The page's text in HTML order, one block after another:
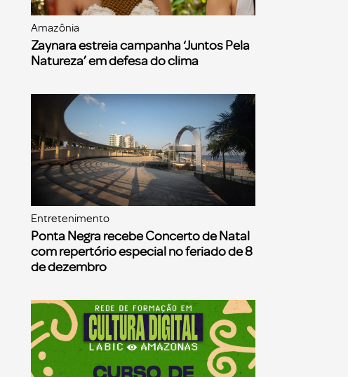
Amazônia
Zaynara estreia campanha ‘Juntos Pela
Natureza’ em defesa do clima
Entretenimento
Ponta Negra recebe Concerto de Natal
com repertório especial no feriado de 8
de dezembro